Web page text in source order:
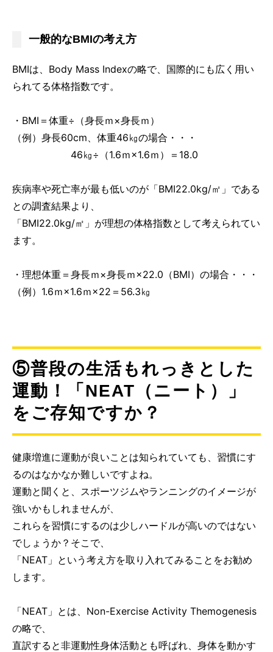
一般的なBMIの考え方
BMIは、Body Mass Indexの略で、国際的にも広く用い
られてる体格指数です。
・BMI＝体重÷（身長ｍ×身長ｍ）
（例）身長60cm、体重46㎏の場合・・・
46㎏÷（1.6ｍ×1.6ｍ）＝18.0
疾病率や死亡率が最も低いのが「BMI22.0kg/㎡」である
との調査結果より、
「BMI22.0kg/㎡」が理想の体格指数として考えられてい
ます。
・理想体重＝身長ｍ×身長ｍ×22.0（BMI）の場合・・・
（例）1.6ｍ×1.6ｍ×22＝56.3㎏
⑤普段の生活もれっきとした
運動！「NEAT（ニート）」
をご存知ですか？
健康増進に運動が良いことは知られていても、習慣にす
るのはなかなか難しいですよね。
運動と聞くと、スポーツジムやランニングのイメージが
強いかもしれませんが、
これらを習慣にするのは少しハードルが高いのではない
でしょうか？そこで、
「NEAT」という考え方を取り入れてみることをお勧め
します。
「NEAT」とは、Non-Exercise Activity Themogenesis
の略で、
直訳すると非運動性身体活動とも呼ばれ、身体を動かす